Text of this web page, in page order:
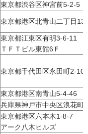
東京都渋谷区神宮前5-2-5
東京都港区北青山二丁目13
東京都江東区有明3-6-11
ＴＦＴビル東館6Ｆ
東京都千代田区永田町2-
東京都港区南青山5-4-46
兵庫県神戸市中央区浪花町
東京都港区六本木1-8-7
アーク八木ヒルズ